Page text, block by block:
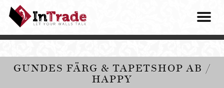
Intrade
ITG
AB
|
your
wallsGUNDES FÄRG & TAPETSHOP AB /
HAPPY
OM
VÅRA
HITTA